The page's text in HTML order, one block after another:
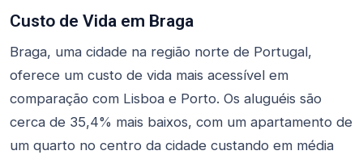
Custo de Vida em Braga
Braga, uma cidade na região norte de Portugal,
oferece um custo de vida mais acessível em
comparação com Lisboa e Porto. Os aluguéis são
cerca de 35,4% mais baixos, com um apartamento de
um quarto no centro da cidade custando em média